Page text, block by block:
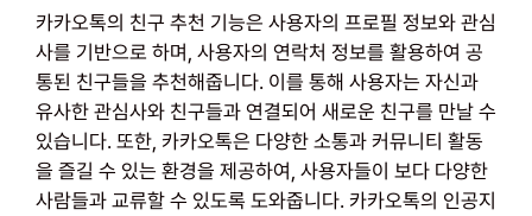
카카오톡의 친구 추천 기능은 사용자의 프로필 정보와 관심
사를 기반으로 하며, 사용자의 연락처 정보를 활용하여 공
통된 친구들을 추천해줍니다. 이를 통해 사용자는 자신과
유사한 관심사와 친구들과 연결되어 새로운 친구를 만날 수
있습니다. 또한, 카카오톡은 다양한 소통과 커뮤니티 활동
을 즐길 수 있는 환경을 제공하여, 사용자들이 보다 다양한
사람들과 교류할 수 있도록 도와줍니다. 카카오톡의 인공지